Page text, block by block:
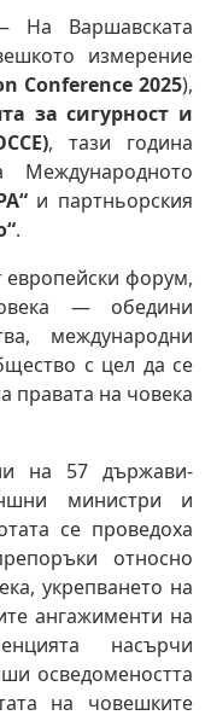
На Варшавската
измерение
Conference 2025),
за сигурност и
, тази година
Международното
и партньорския
.
форум,
— обедини
международни
с цел да се
правата на човека
на 57 държави-
министри и
се проведоха
относно
укрепването на
ангажименти на
насърчи
осведомеността
на човешките